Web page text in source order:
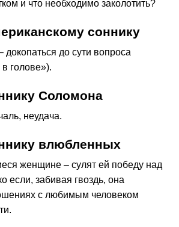
и что необходимо заколотить?
соннику
докопаться до сути вопроса
голове»).
Соломона
неудача.
влюбленных
женщине – сулят ей победу над
если, забивая гвоздь, она
с любимым человеком